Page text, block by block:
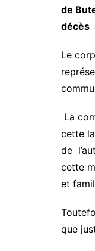
de
décès
Le
La
cette
de
cette
et
que